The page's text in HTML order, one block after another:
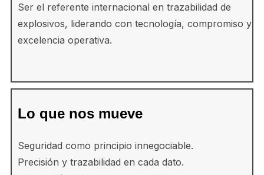
Ser el referente internacional en trazabilidad de
explosivos, liderando con tecnología, compromiso y
excelencia operativa.
Lo que nos mueve
Seguridad como principio innegociable.
Precisión y trazabilidad en cada dato.